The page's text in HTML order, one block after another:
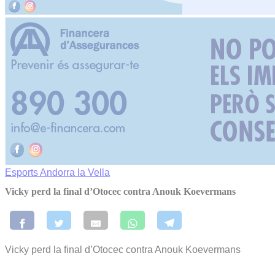
EsportsAndorra la Vella
Vicky perd la final d’Otocec contra Anouk Koevermans
Vicky perd la final d’Otocec contra Anouk Koevermans